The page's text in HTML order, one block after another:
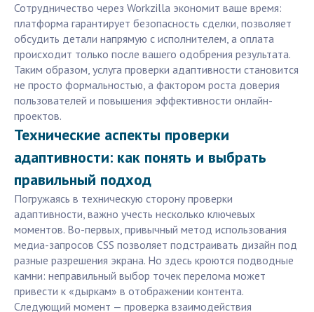
Сотрудничество через Workzilla экономит ваше время:
платформа гарантирует безопасность сделки, позволяет
обсудить детали напрямую с исполнителем, а оплата
происходит только после вашего одобрения результата.
Таким образом, услуга проверки адаптивности становится
не просто формальностью, а фактором роста доверия
пользователей и повышения эффективности онлайн-
проектов.
Технические аспекты проверки
адаптивности: как понять и выбрать
правильный подход
Погружаясь в техническую сторону проверки
адаптивности, важно учесть несколько ключевых
моментов. Во-первых, привычный метод использования
медиа-запросов CSS позволяет подстраивать дизайн под
разные разрешения экрана. Но здесь кроются подводные
камни: неправильный выбор точек перелома может
привести к «дыркам» в отображении контента.
Следующий момент — проверка взаимодействия